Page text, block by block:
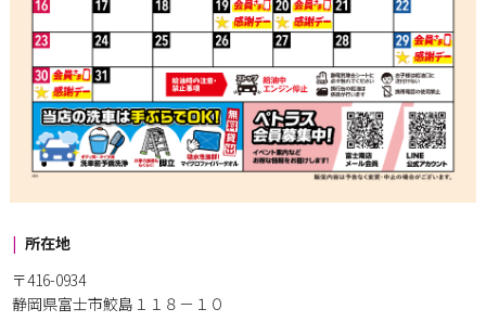
所在地
〒416-0934
静岡県富士市鮫島１１８－１０